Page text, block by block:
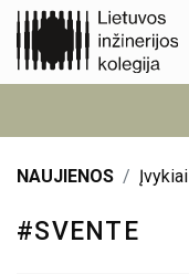
NAUJIENOS Įvykiai
#SVENTE